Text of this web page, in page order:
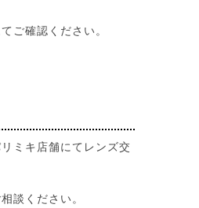
ご確認ください。
ミキ店舗にてレンズ交
談ください。